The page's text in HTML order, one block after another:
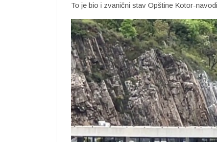
To je bio i zvanični stav Opštine Kotor-